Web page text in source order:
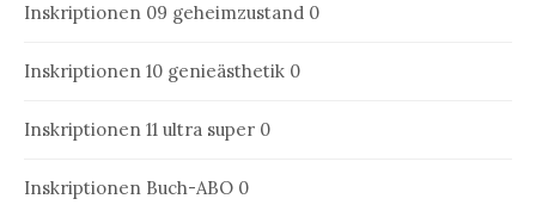
Inskriptionen 09 geheimzustand 0
Inskriptionen 10 genieästhetik 0
Inskriptionen 11 ultra super 0
Inskriptionen Buch-ABO 0